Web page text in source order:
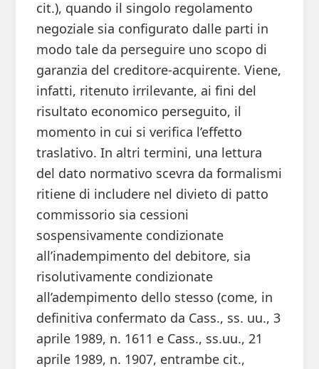
cit.), quando il singolo regolamento
negoziale sia configurato dalle parti in
modo tale da perseguire uno scopo di
garanzia del creditore-acquirente. Viene,
infatti, ritenuto irrilevante, ai fini del
risultato economico perseguito, il
momento in cui si verifica l’effetto
traslativo. In altri termini, una lettura
del dato normativo scevra da formalismi
ritiene di includere nel divieto di patto
commissorio sia cessioni
sospensivamente condizionate
all’inadempimento del debitore, sia
risolutivamente condizionate
all’adempimento dello stesso (come, in
definitiva confermato da Cass., ss. uu., 3
aprile 1989, n. 1611 e Cass., ss.uu., 21
aprile 1989, n. 1907, entrambe cit.,